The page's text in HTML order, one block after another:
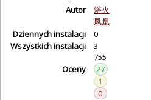
Autor
浴火
凤凰
Dziennych instalacji
0
Wszystkich instalacji
3
755
Oceny
27
1
0